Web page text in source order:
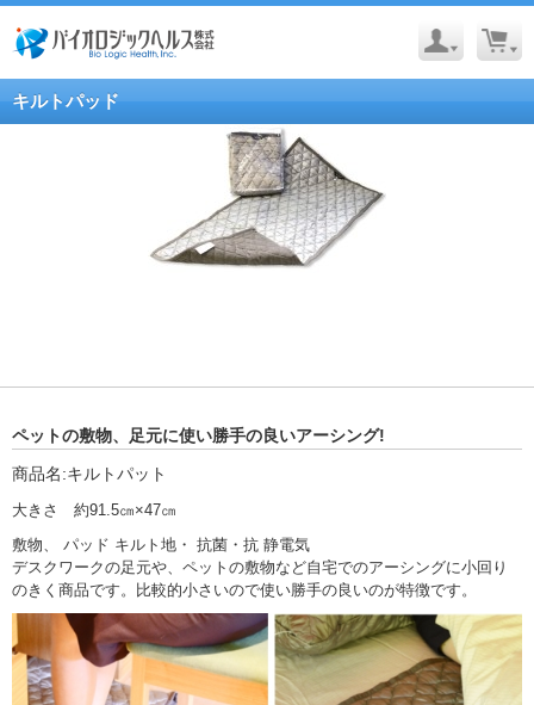
キルトパッド
ペットの敷物、足元に使い勝手の良いアーシング!
商品名:キルトパット
大きさ 約91.5㎝×47㎝
敷物、 パッド キルト地・ 抗菌・抗 静電気
デスクワークの足元や、ペットの敷物など自宅でのアーシングに小回り
のきく商品です。比較的小さいので使い勝手の良いのが特徴です。